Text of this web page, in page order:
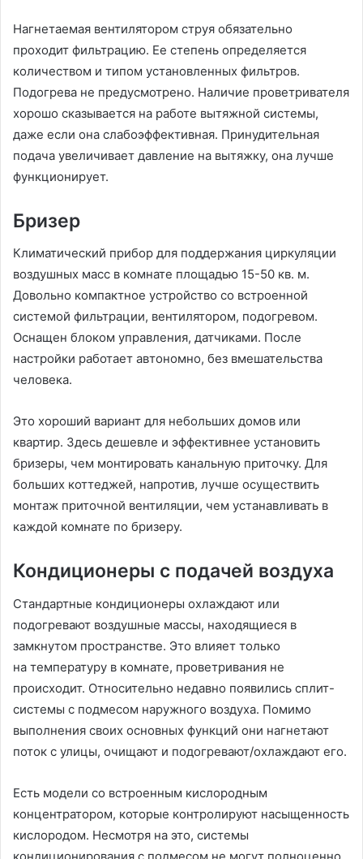
Нагнетаемая вентилятором струя обязательно
проходит фильтрацию. Ее степень определяется
количеством и типом установленных фильтров.
Подогрева не предусмотрено. Наличие проветривателя
хорошо сказывается на работе вытяжной системы,
даже если она слабоэффективная. Принудительная
подача увеличивает давление на вытяжку, она лучше
функционирует.
Бризер
Климатический прибор для поддержания циркуляции
воздушных масс в комнате площадью 15-50 кв. м.
Довольно компактное устройство со встроенной
системой фильтрации, вентилятором, подогревом.
Оснащен блоком управления, датчиками. После
настройки работает автономно, без вмешательства
человека.
Это хороший вариант для небольших домов или
квартир. Здесь дешевле и эффективнее установить
бризеры, чем монтировать канальную приточку. Для
больших коттеджей, напротив, лучше осуществить
монтаж приточной вентиляции, чем устанавливать в
каждой комнате по бризеру.
Кондиционеры с подачей воздуха
Стандартные кондиционеры охлаждают или
подогревают воздушные массы, находящиеся в
замкнутом пространстве. Это влияет только
на температуру в комнате, проветривания не
происходит. Относительно недавно появились сплит-
системы с подмесом наружного воздуха. Помимо
выполнения своих основных функций они нагнетают
поток с улицы, очищают и подогревают/охлаждают его.
Есть модели со встроенным кислородным
концентратором, которые контролируют насыщенность
кислородом. Несмотря на это, системы